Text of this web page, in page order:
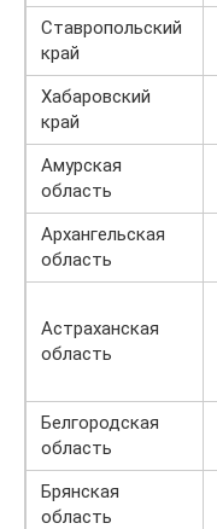
Ставропольский
край
Хабаровский
край
Амурская
область
Архангельская
область
Астраханская
область
Белгородская
область
Брянская
область